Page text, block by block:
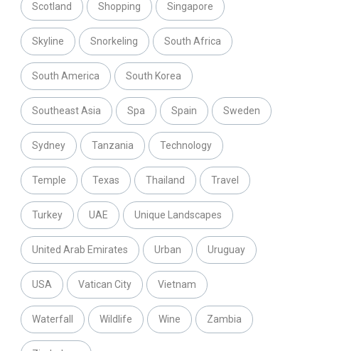
Scotland Shopping Singapore
Skyline Snorkeling South Africa
South America South Korea
Southeast Asia Spa Spain Sweden
Sydney Tanzania Technology
Temple Texas Thailand Travel
Turkey UAE Unique Landscapes
United Arab Emirates Urban Uruguay
USA Vatican City Vietnam
Waterfall Wildlife Wine Zambia